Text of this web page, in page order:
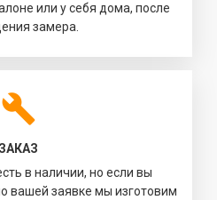
или у себя дома, после
замера.
ЗАКАЗ
в наличии, но если вы
вашей заявке мы изготовим